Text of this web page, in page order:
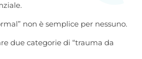
non è semplice per nessuno.
due categorie di “trauma da